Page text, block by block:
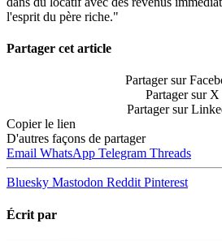
l'esprit du père riche."
Partager cet article
Partager sur
Partager sur X
Partager sur
Copier le lien
D'autres façons de partager
Email WhatsApp Telegram Threads
Bluesky Mastodon RedditPinterest
Écrit par